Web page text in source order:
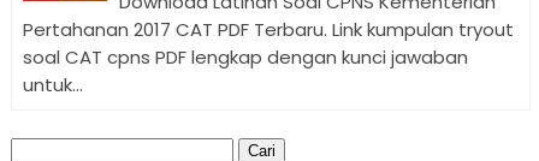
Pertahanan 2017 CAT PDF Terbaru. Link kumpulan tryout
soal CAT cpns PDF lengkap dengan kunci jawaban
untuk...